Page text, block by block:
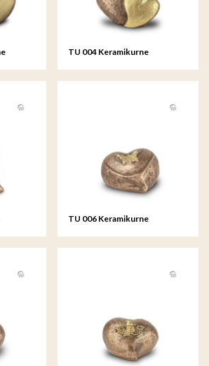
TU 004 Keramikurne
TU 006 Keramikurne